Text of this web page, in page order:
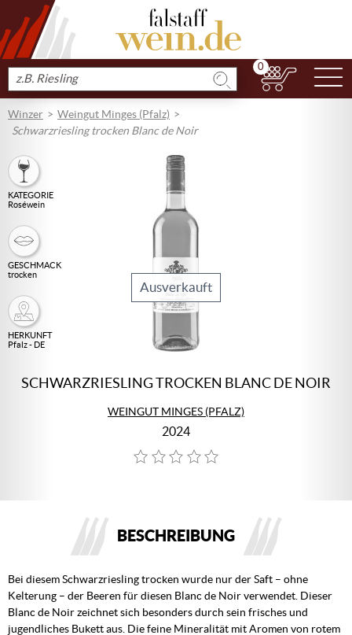
Produkt
suchen
0
Winzer
Weingut Minges (Pfalz)
Schwarzriesling trocken Blanc de Noir
KATEGORIE
Roséwein
GESCHMACK
trocken
HERKUNFT
Pfalz - DE
Ausverkauft
SCHWARZRIESLING TROCKEN BLANC DE NOIR
WEINGUT MINGES (PFALZ)
2024
BESCHREIBUNG
Bei diesem Schwarzriesling trocken wurde nur der Saft – ohne
Kelterung – der Beeren für diesen Blanc de Noir verwendet. Dieser
Blanc de Noir zeichnet sich besonders durch sein frisches und
jugendliches Bukett aus. Die feine Mineralität mit Aromen von rotem